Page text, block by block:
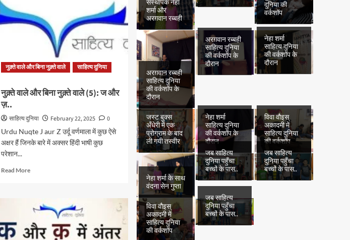
नुक़्ते वाले और बिना नुक़्ते वाले साहित्य दुनिया
नुक़्ते वाले और बिना नुक़्ते वाले (5): ज और
ज़..
साहित्य दुनिया February 22, 2025
0
Urdu Nuqte J aur Z उर्दू वर्णमाला में कुछ ऐसे
अक्षर हैं जिनके बारे में अक्सर हिंदी भाषी कुछ
परेशान...
Read MoreRead
वाले
बिना
नुक़्ते
संस्थापक नेहा
शर्मा और
अरग़वान रब्बही
दुनिया की
वर्कशॉप
अरग़वान रब्बही
साहित्य दुनिया
की वर्कशॉप के
दौरान
अरग़वान रब्बही
साहित्य दुनिया
की वर्कशॉप के
दौरान
नेहा शर्मा
साहित्य दुनिया
की वर्कशॉप के
दौरान
जस्ट बुक्स
अँधेरी में एक
प्रोग्राम के बाद
ली गयी तस्वीर
नेहा शर्मा
साहित्य दुनिया
की वर्कशॉप के
दौरान
विवा वौइस्
अकादमी में
साहित्य दुनिया
की वर्कशॉप
नेहा शर्मा के साथ
वंदना सेन गुप्ता
जब साहित्य
दुनिया पहुँचा
बच्चों के पास..
जब साहित्य
दुनिया पहुँचा
बच्चों के पास..
विवा वौइस्
अकादमी में
साहित्य दुनिया
की वर्कशॉप
जब साहित्य
दुनिया पहुँचा
बच्चों के पास..